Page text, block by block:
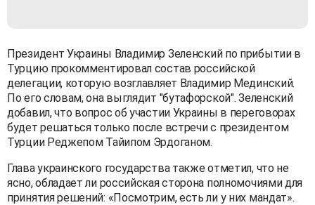
Президент Украины Владимир Зеленский по прибытии в
Турцию прокомментировал состав российской
делегации, которую возглавляет Владимир Мединский.
По его словам, она выглядит "бутафорской". Зеленский
добавил, что вопрос об участии Украины в переговорах
будет решаться только после встречи с президентом
Турции Реджепом Тайипом Эрдоганом.
Глава украинского государства также отметил, что не
ясно, обладает ли российская сторона полномочиями для
принятия решений: «Посмотрим, есть ли у них мандат».